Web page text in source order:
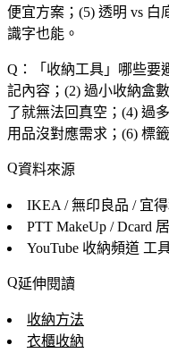
便宜方案；(5) 透明 vs 白
識字也能。
Q：「 收納工具 」哪些要
記內容；(2) 過小收納盒
了就無法回真空；(4) 過
用品沒對應需求；(6) 標
資料來源
IKEA / 無印良品 / 宜
PTT MakeUp / Dcard
YouTube 收納頻道 工
延伸閱讀
收納方法
衣櫃收納